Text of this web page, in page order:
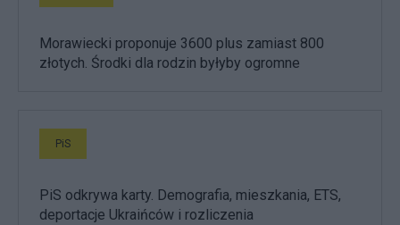
Morawiecki proponuje 3600 plus zamiast 800
złotych. Środki dla rodzin byłyby ogromne
PiS
PiS odkrywa karty. Demografia, mieszkania, ETS,
deportacje Ukraińców i rozliczenia